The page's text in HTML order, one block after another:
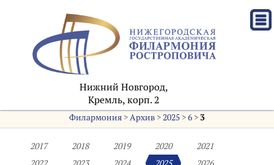
Нижний Новгород,
Кремль, корп. 2
Филармония>Архив>2025>6> 3
2017 2018 2019 2020
2021